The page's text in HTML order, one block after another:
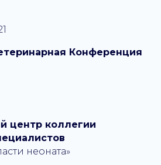
Конференция
центр коллегии
неоната»